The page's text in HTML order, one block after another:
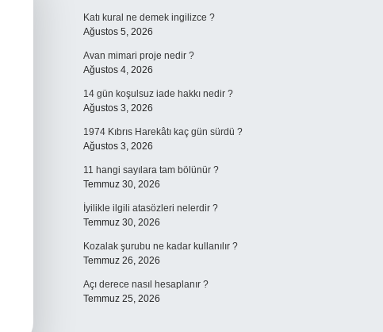
Katı kural ne demek ingilizce ?
Ağustos 5, 2026
Avan mimari proje nedir ?
Ağustos 4, 2026
14 gün koşulsuz iade hakkı nedir ?
Ağustos 3, 2026
1974 Kıbrıs Harekâtı kaç gün sürdü ?
Ağustos 3, 2026
11 hangi sayılara tam bölünür ?
Temmuz 30, 2026
İyilikle ilgili atasözleri nelerdir ?
Temmuz 30, 2026
Kozalak şurubu ne kadar kullanılır ?
Temmuz 26, 2026
Açı derece nasıl hesaplanır ?
Temmuz 25, 2026